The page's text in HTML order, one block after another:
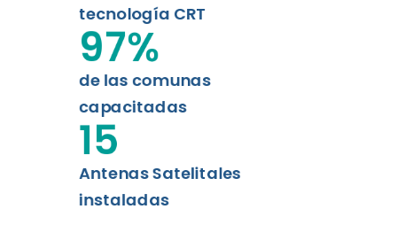
tecnología CRT
de las comunas
capacitadas
97%
Antenas Satelitales
instaladas
15